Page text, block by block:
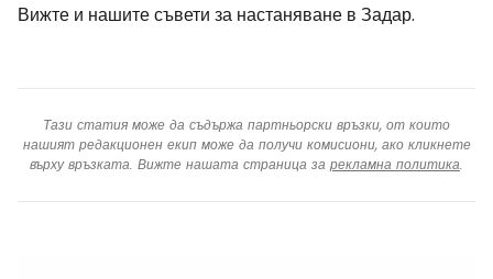
Вижте и нашите съвети за настаняване в Задар.
Тази статия може да съдържа партньорски връзки, от които
нашият редакционен екип може да получи комисиони, ако кликнете
върху връзката. Вижте нашата страница за рекламна политика.